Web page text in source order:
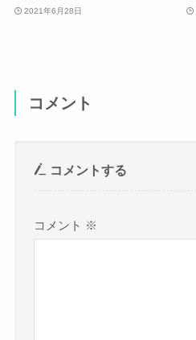
2021年6月28日
コメント
コメントする
コメント ※